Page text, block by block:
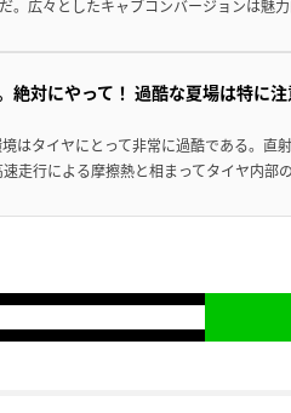
。広々としたキャブコンバージョンは魅
対にやって！ 過酷な夏場は特に注
はタイヤにとって非常に過酷である。直
走行による摩擦熱と相まってタイヤ内部